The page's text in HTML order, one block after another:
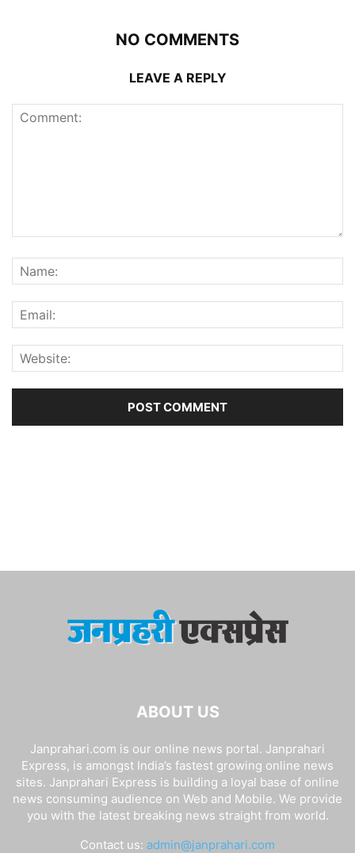
NO COMMENTS
LEAVE A REPLY
ABOUT US
Janprahari.com is our online news portal. Janprahari
Express, is amongst India’s fastest growing online news
sites. Janprahari Express is building a loyal base of online
news consuming audience on Web and Mobile. We provide
you with the latest breaking news straight from world.
Contact us: admin@janprahari.com